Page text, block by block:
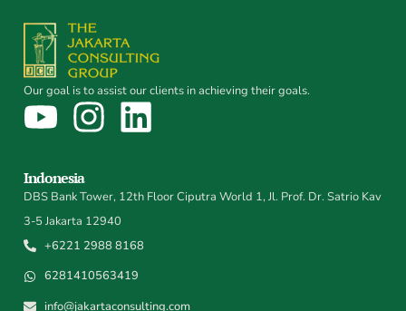
Our goal is to assist our clients in achieving their goals.
Indonesia
DBS Bank Tower, 12th Floor Ciputra World 1, Jl. Prof. Dr. Satrio Kav
3-5 Jakarta 12940
+6221 2988 8168
6281410563419
info@jakartaconsulting.com